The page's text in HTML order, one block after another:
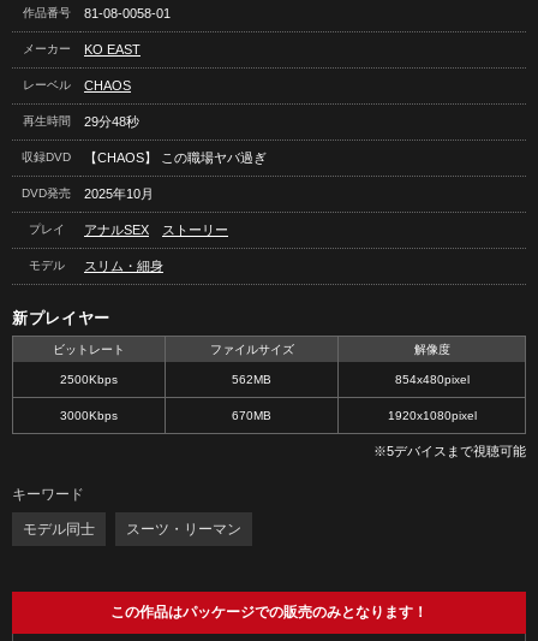
作品番号 81-08-0058-01
メーカー KO EAST
レーベル CHAOS
再生時間 29分48秒
収録DVD 【CHAOS】 この職場ヤバ過ぎ
DVD発売 2025年10月
プレイ アナルSEX ストーリー
モデル スリム・細身
新プレイヤー
ビットレート ファイルサイズ 解像度
2500Kbps 562MB 854x480pixel
3000Kbps 670MB 1920x1080pixel
※5デバイスまで視聴可能
キーワード
モデル同士 スーツ・リーマン
この作品はパッケージでの販売のみとなります！